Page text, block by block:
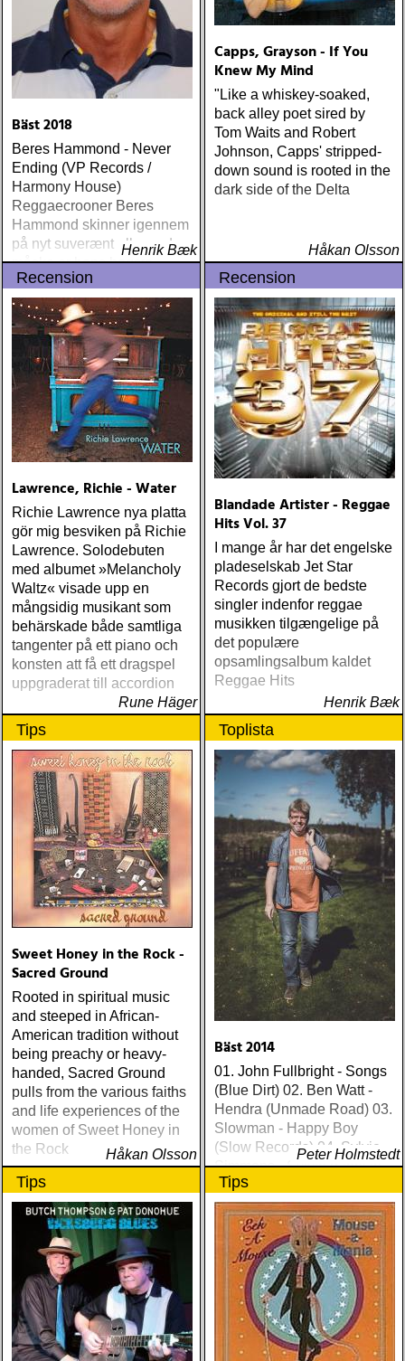
Bäst 2018
Beres Hammond - Never
Ending (VP Records /
Harmony House)
Reggaecrooner Beres
Hammond skinner igennem
på nyt suverænt album, der
måske er hans bedste
gennem tiderne
Henrik Bæk
Capps, Grayson - If You
Knew My Mind
"Like a whiskey-soaked,
back alley poet sired by
Tom Waits and Robert
Johnson, Capps' stripped-
down sound is rooted in the
dark side of the Delta
Håkan Olsson
Recension
Lawrence, Richie - Water
Richie Lawrence nya platta
gör mig besviken på Richie
Lawrence. Solodebuten
med albumet »Melancholy
Waltz« visade upp en
mångsidig musikant som
behärskade både samtliga
tangenter på ett piano och
konsten att få ett dragspel
uppgraderat till accordion
Rune Häger
Recension
Blandade Artister - Reggae
Hits Vol. 37
I mange år har det engelske
pladeselskab Jet Star
Records gjort de bedste
singler indenfor reggae
musikken tilgængelige på
det populære
opsamlingsalbum kaldet
Reggae Hits
Henrik Bæk
Tips
Sweet Honey in the Rock -
Sacred Ground
Rooted in spiritual music
and steeped in African-
American tradition without
being preachy or heavy-
handed, Sacred Ground
pulls from the various faiths
and life experiences of the
women of Sweet Honey in
the Rock
Håkan Olsson
Toplista
Bäst 2014
01. John Fullbright - Songs
(Blue Dirt) 02. Ben Watt -
Hendra (Unmade Road) 03.
Slowman - Happy Boy
(Slow Records) 04. Sylvie
Simmons - Sylvie (Light In
The Attic) 05. Ethan Johns -
The Reckoning (Three
Crows) 06. Ray
Lamontagne - Supernova
(Stone Dwarf) 07
Peter Holmstedt
Tips Tips